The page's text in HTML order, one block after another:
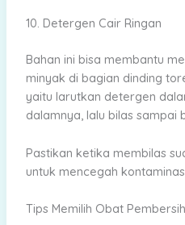
10. Detergen Cair Ringan
Bahan ini bisa membantu
minyak di bagian dinding
yaitu larutkan detergen
dalamnya, lalu bilas sampai
Pastikan ketika membilas
untuk mencegah
Tips Memilih Obat